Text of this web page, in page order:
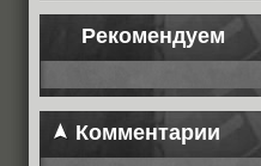
Рекомендуем
Комментарии